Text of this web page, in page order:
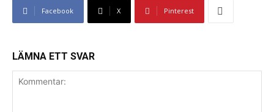
Facebook X Pinterest
LÄMNA ETT SVAR